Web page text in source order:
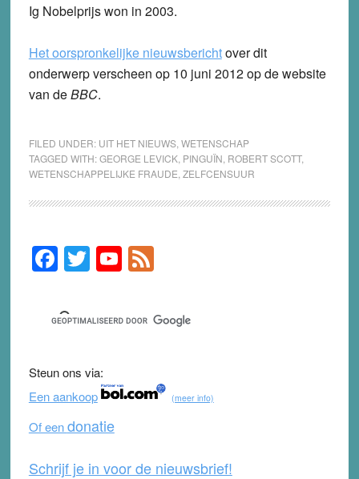
Ig Nobelprijs won in 2003.
Het oorspronkelijke nieuwsberichtover dit
onderwerp verscheen op 10 juni 2012 op de website
van deBBC.
FILED UNDER: UIT HET NIEUWS, WETENSCHAP
TAGGED WITH:GEORGE LEVICK, PINGUÏN ROBERT SCOTT,
WETENSCHAPPELIJKE FRAUDE ZELFCENSUUR
Primary
Sidebar
F
a
c
e
b
o
o
k
T
wi
tt
er
Y
o
u
T
b
e
F
e
d
Steun ons via:
Een aankoop
(meer info)
Of eendonatie
Schrijf je in voor de nieuwsbrief!